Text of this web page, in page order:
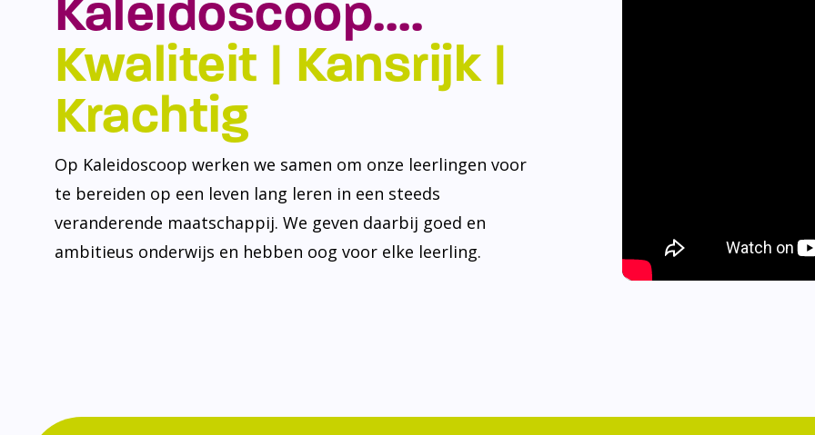
Kaleidoscoop….
Kwaliteit | Kansrijk |
Krachtig
Op Kaleidoscoop werken we samen om onze leerlingen voor
te bereiden op een leven lang leren in een steeds
veranderende maatschappij. We geven daarbij goed en
ambitieus onderwijs en hebben oog voor elke leerling.